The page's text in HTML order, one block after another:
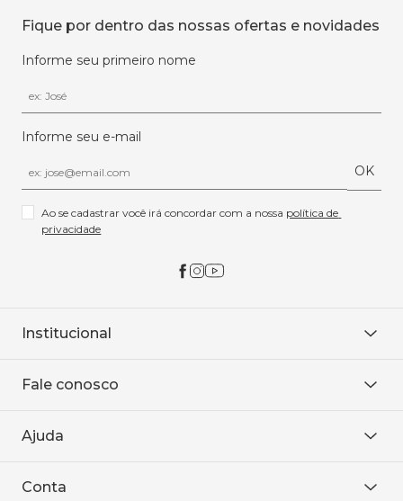
Fique por dentro das nossas ofertas e novidades
Informe seu primeiro nome
Informe seu e-mail
OK
Ao se cadastrar você irá concordar com a nossa política de
privacidade
Institucional
Onde encontrar
Baixe o APP
Fale conosco
WhatsApp
Ajuda
Política de entrega
Conta